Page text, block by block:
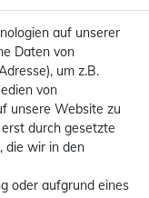
auf unserer
Daten von
um z.B.
von
unsere Website zu
durch gesetzte
die wir in den
oder aufgrund eines